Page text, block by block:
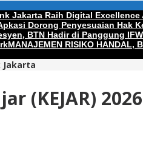
Jakarta Raih Digital Excellence
Dorong Penyesuaian Hak
BTN Hadir di Panggung
MANAJEMEN RISIKO HANDAL,
Jakarta
(KEJAR)